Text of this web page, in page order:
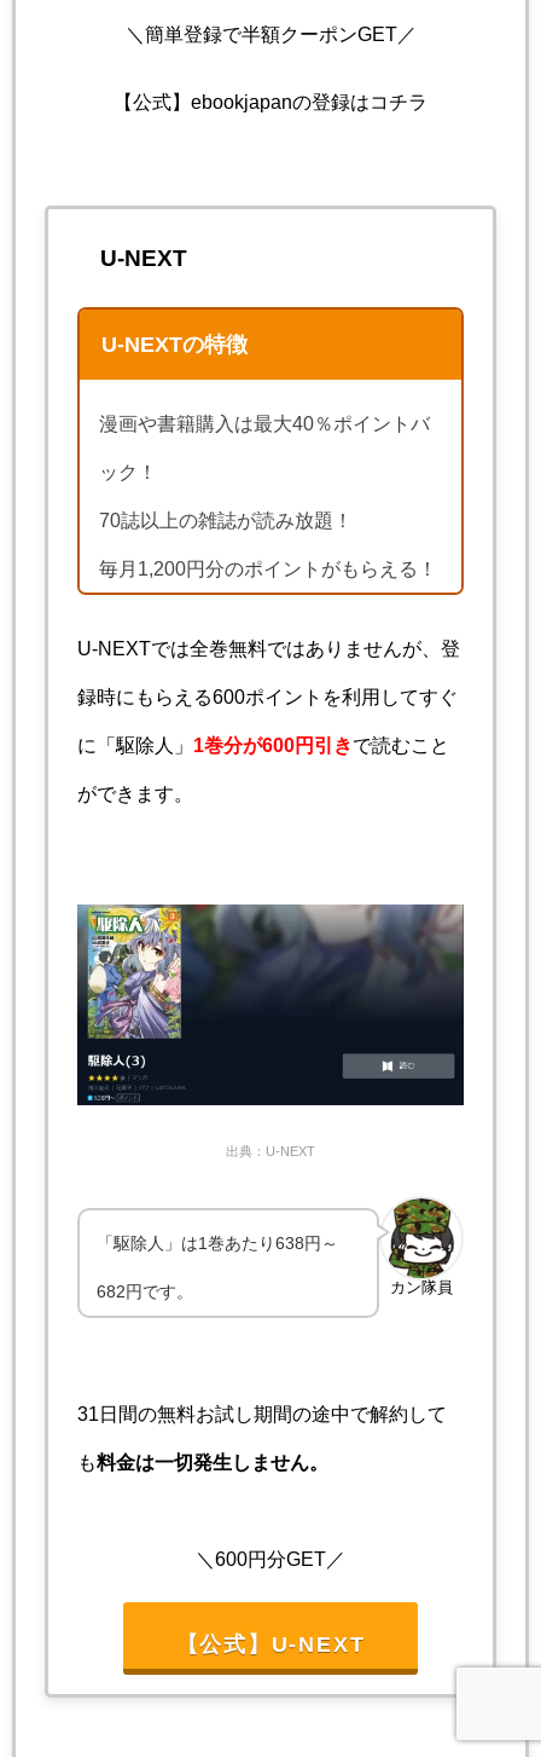
＼簡単登録で半額クーポンGET／
【公式】ebookjapanの登録はコチラ
U-NEXT
U-NEXTの特徴
漫画や書籍購入は最大40％ポイントバ
ック！
70誌以上の雑誌が読み放題！
毎月1,200円分のポイントがもらえる！
U-NEXTでは全巻無料ではありませんが、登
録時にもらえる600ポイントを利用してすぐ
に「駆除人」 1巻分が600円引きで読むこと
ができます。
出典：U-NEXT
カン隊員
「駆除人」は1巻あたり638円～
682円です。
31日間の無料お試し期間の途中で解約して
も料金は一切発生しません。
＼600円分GET／
【公式】U-NEXT